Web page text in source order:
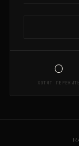
0
ХОТЯТ ПЕРЕЖИТЬ